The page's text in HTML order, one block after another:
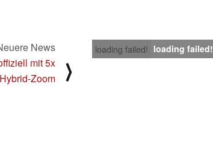
loading failed! loading failed!
News
mit 5x
Zoom
⟩